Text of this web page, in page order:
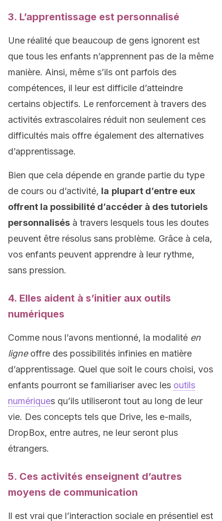
3. L’apprentissage est personnalisé
Une réalité que beaucoup de gens ignorent est
que tous les enfants n’apprennent pas de la même
manière. Ainsi, même s’ils ont parfois des
compétences, il leur est difficile d’atteindre
certains objectifs. Le renforcement à travers des
activités extrascolaires réduit non seulement ces
difficultés mais offre également des alternatives
d’apprentissage.
Bien que cela dépende en grande partie du type
de cours ou d’activité, la plupart d’entre eux
offrent la possibilité d’accéder à des tutoriels
personnalisés à travers lesquels tous les doutes
peuvent être résolus sans problème. Grâce à cela,
vos enfants peuvent apprendre à leur rythme,
sans pression.
4. Elles aident à s’initier aux outils
numériques
Comme nous l’avons mentionné, la modalité en
ligneoffre des possibilités infinies en matière
d’apprentissage. Quel que soit le cours choisi, vos
enfants pourront se familiariser avec les outils
numériques qu’ils utiliseront tout au long de leur
vie. Des concepts tels que Drive, les e-mails,
DropBox, entre autres, ne leur seront plus
étrangers.
5. Ces activités enseignent d’autres
moyens de communication
Il est vrai que l’interaction sociale en présentiel est